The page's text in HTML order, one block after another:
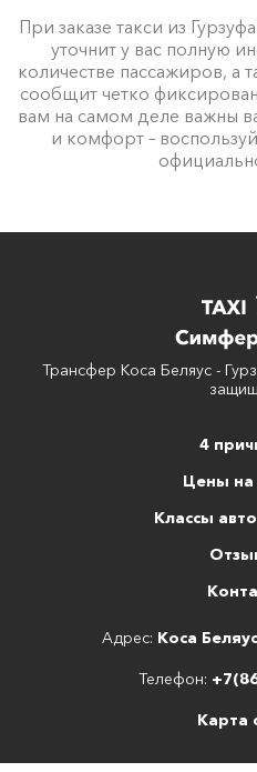
При заказе такси из
уточнит у вас полную
количестве пассажиров, а
сообщит четко
вам на самом деле важны
и комфорт –
Трансфер Коса Беляус -
4
Цены на
Классы
Адрес: Коса
Телефон:
Карта